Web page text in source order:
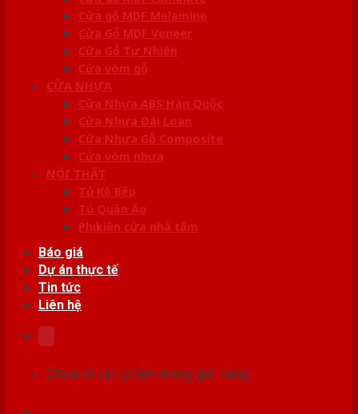
Cửa gỗ MDF Melamine
Cửa Gỗ MDF Veneer
Cửa Gỗ Tự Nhiên
Cửa vòm gỗ
CỬA NHỰA
Cửa Nhựa ABS Hàn Quốc
Cửa Nhựa Đài Loan
Cửa Nhựa Gỗ Composite
Cửa vòm nhựa
NỘI THẤT
Tủ Kệ Bếp
Tủ Quần Áo
Phụ kiện cửa nhà tắm
Báo giá
Dự án thực tế
Tin tức
Liên hệ
Chưa có sản phẩm trong giỏ hàng.